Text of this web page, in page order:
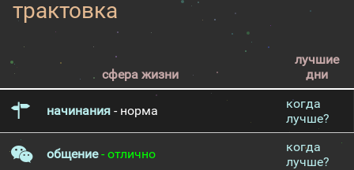
трактовка
сфера жизни
лучшие
дни
начинания - норма
когда
лучше?
общение- отлично
когда
лучше?